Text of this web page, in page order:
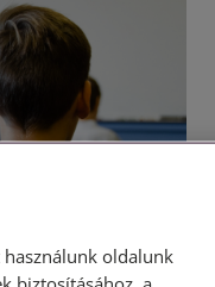
oldalunk